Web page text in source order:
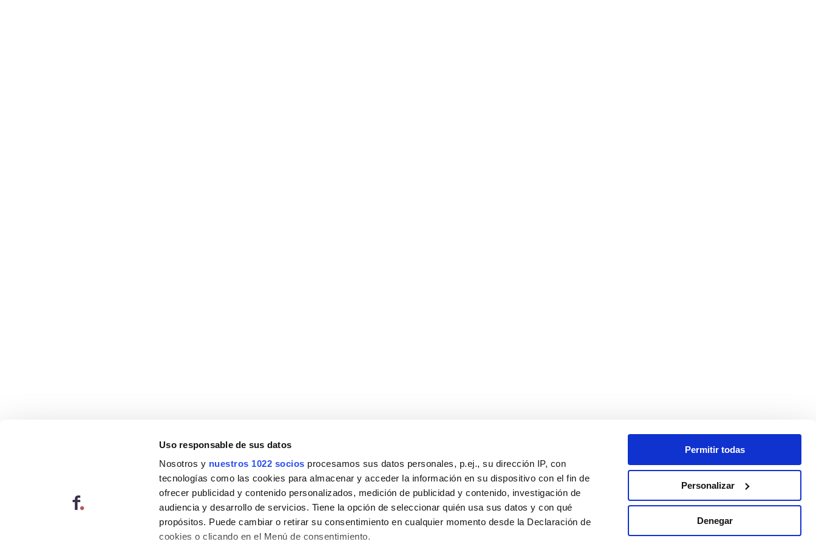
Uso responsable de sus datos
Nosotros y nuestros 1022 socios procesamos sus datos personales, p.ej., su dirección IP, con
tecnologías como las cookies para almacenar y acceder la información en su dispositivo con el fin de
ofrecer publicidad y contenido personalizados, medición de publicidad y contenido, investigación de
audiencia y desarrollo de servicios. Tiene la opción de seleccionar quién usa sus datos y con qué
propósitos. Puede cambiar o retirar su consentimiento en cualquier momento desde la Declaración de
cookies o clicando en el Menú de consentimiento.
Permitir todas
Personalizar
Denegar